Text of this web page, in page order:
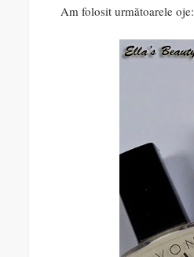
Am folosit următoarele oje: